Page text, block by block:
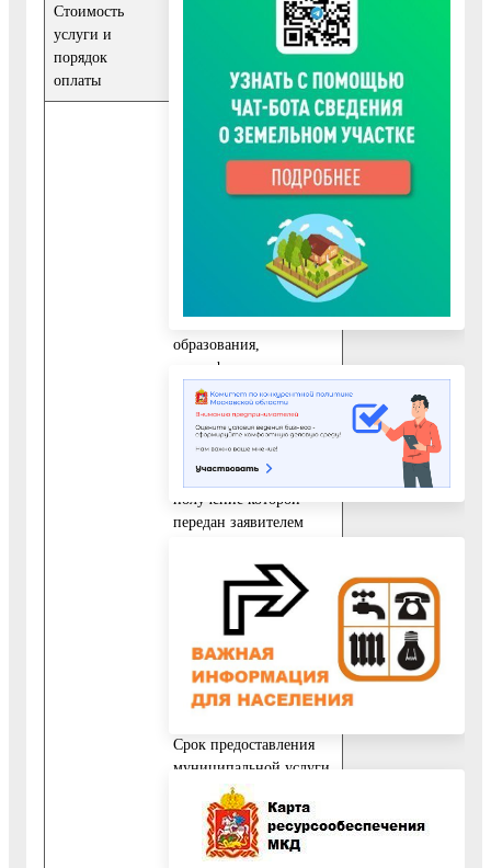
Стоимость
услуги и
порядок
оплаты
муниципальной услуги
бесплатно
Срок предоставления
муниципальной услуги
не может превышать 30
даты регистрации
запроса заявителя о
предоставлении
муниципальной услуги
в Управлении
образования,
многофункциональном
центре.
Срок предоставления
муниципальной
услуги, запрос на
получение которой
передан заявителем
многофункциональный
центр, исчисляется со
дня регистрации
запроса на получение
муниципальной услуги
в Управлении
образования.
Срок предоставления
муниципальной услуги
исчисляется без учета
сроков
приостановления
предоставления